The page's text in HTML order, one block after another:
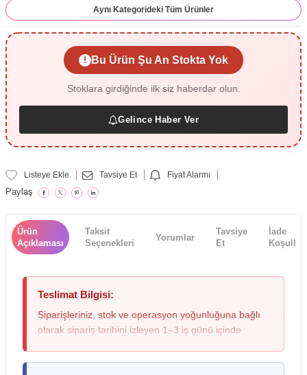
Aynı Kategorideki Tüm Ürünler
! Bu Ürün Şu An Stokta Yok
Stoklara girdiğinde ilk siz haberdar olun.
Gelince Haber Ver
Listeye Ekle Tavsiye Et Fiyat Alarmı
Paylaş
Ürün
Açıklaması
Taksit
Seçenekleri
Yorumlar
Tavsiye
Et
İade
Koşulları
Teslimat Bilgisi:
Siparişleriniz, stok ve operasyon yoğunluğuna bağlı
olarak sipariş tarihini izleyen 1–3 iş günü içinde
değişebileceğinden lütfen siparişinizi oluştururken bu